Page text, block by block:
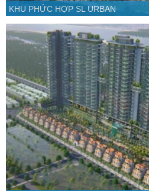
KHU PHỨC HỢP SL URBAN